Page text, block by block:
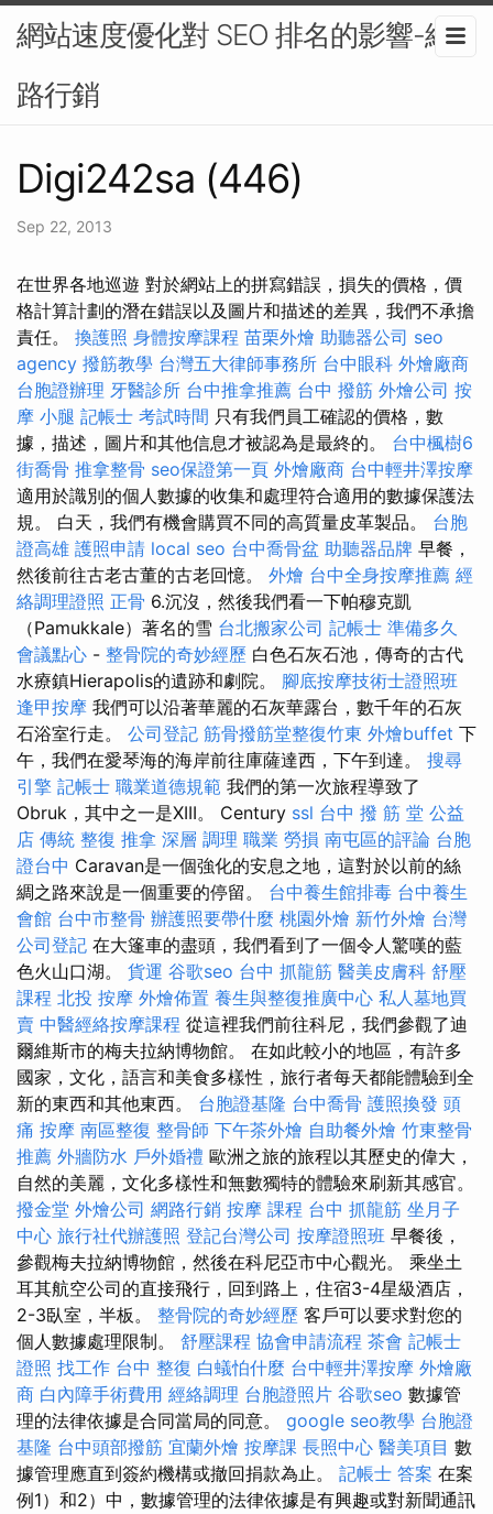
網站速度優化對 SEO 排名的影響-網
路行銷
Digi242sa (446)
Sep 22, 2013
在世界各地巡遊 對於網站上的拼寫錯誤，損失的價格，價
格計算計劃的潛在錯誤以及圖片和描述的差異，我們不承擔
責任。 換護照 身體按摩課程 苗栗外燴 助聽器公司 seo
agency 撥筋教學 台灣五大律師事務所 台中眼科 外燴廠商
台胞證辦理 牙醫診所 台中推拿推薦 台中 撥筋 外燴公司 按
摩 小腿 記帳士 考試時間 只有我們員工確認的價格，數
據，描述，圖片和其他信息才被認為是最終的。 台中楓樹6
街喬骨 推拿整骨 seo保證第一頁 外燴廠商 台中輕井澤按摩
適用於識別的個人數據的收集和處理符合適用的數據保護法
規。 白天，我們有機會購買不同的高質量皮革製品。 台胞
證高雄 護照申請 local seo 台中喬骨盆 助聽器品牌 早餐，
然後前往古老古董的古老回憶。 外燴 台中全身按摩推薦 經
絡調理證照 正骨 6.沉沒，然後我們看一下帕穆克凱
（Pamukkale）著名的雪 台北搬家公司 記帳士 準備多久
會議點心 - 整骨院的奇妙經歷 白色石灰石池，傳奇的古代
水療鎮Hierapolis的遺跡和劇院。 腳底按摩技術士證照班
逢甲按摩 我們可以沿著華麗的石灰華露台，數千年的石灰
石浴室行走。 公司登記 筋骨撥筋堂整復竹東 外燴buffet 下
午，我們在愛琴海的海岸前往庫薩達西，下午到達。 搜尋
引擎 記帳士 職業道德規範 我們的第一次旅程導致了
Obruk，其中之一是XIII。 Century ssl 台中 撥 筋 堂 公益
店 傳統 整復 推拿 深層 調理 職業 勞損 南屯區的評論 台胞
證台中 Caravan是一個強化的安息之地，這對於以前的絲
綢之路來說是一個重要的停留。 台中養生館排毒 台中養生
會館 台中市整骨 辦護照要帶什麼 桃園外燴 新竹外燴 台灣
公司登記 在大篷車的盡頭，我們看到了一個令人驚嘆的藍
色火山口湖。 貨運 谷歌seo 台中 抓龍筋 醫美皮膚科 舒壓
課程 北投 按摩 外燴佈置 養生與整復推廣中心 私人墓地買
賣 中醫經絡按摩課程 從這裡我們前往科尼，我們參觀了迪
爾維斯市的梅夫拉納博物館。 在如此較小的地區，有許多
國家，文化，語言和美食多樣性，旅行者每天都能體驗到全
新的東西和其他東西。 台胞證基隆 台中喬骨 護照換發 頭
痛 按摩 南區整復 整骨師 下午茶外燴 自助餐外燴 竹東整骨
推薦 外牆防水 戶外婚禮 歐洲之旅的旅程以其歷史的偉大，
自然的美麗，文化多樣性和無數獨特的體驗來刷新其感官。
撥金堂 外燴公司 網路行銷 按摩 課程 台中 抓龍筋 坐月子
中心 旅行社代辦護照 登記台灣公司 按摩證照班 早餐後，
參觀梅夫拉納博物館，然後在科尼亞市中心觀光。 乘坐土
耳其航空公司的直接飛行，回到路上，住宿3-4星級酒店，
2-3臥室，半板。 整骨院的奇妙經歷 客戶可以要求對您的
個人數據處理限制。 舒壓課程 協會申請流程 茶會 記帳士
證照 找工作 台中 整復 白蟻怕什麼 台中輕井澤按摩 外燴廠
商 白內障手術費用 經絡調理 台胞證照片 谷歌seo 數據管
理的法律依據是合同當局的同意。 google seo教學 台胞證
基隆 台中頭部撥筋 宜蘭外燴 按摩課 長照中心 醫美項目 數
據管理應直到簽約機構或撤回捐款為止。 記帳士 答案 在案
例1）和2）中，數據管理的法律依據是有興趣或對新聞通訊